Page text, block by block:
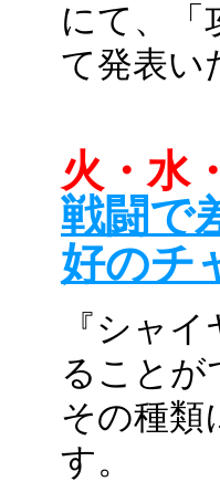
にて、「
て発表い
火・水
戦闘で
好のチ
『シャ
ることが
その種類
す。